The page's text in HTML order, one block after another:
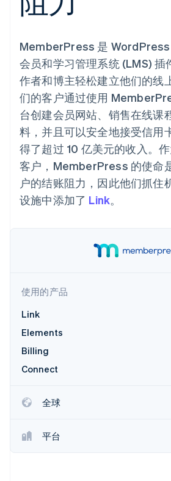
Elements
methods
付方式
Terminal
线下支付
Authorization
Boost
支付成功率优
化
Link
加速结账
Financial
Connections
关联金融账户
数据
会计自动化
Stripe Sigma
自定义报告
Data Pipeline
数据同步
Radar
初创企业注册
Climate
碳移除
在线身份验证
资金管理
平台
SaaS
按行业
AI 企业
创作者经济
游戏
酒店、旅游与休闲
保险
媒体与娱乐
非营利组织
公共部门
通过智能体配置和管
务
资源
应用集成
代码示例
开发者博客
API 状态
产品路线图
Sessions 年度大
招聘
资讯中心
Stripe Press
联系
联系销售
成为合作伙伴
MemberPress 是 WordPress
会员和学习管理系统 (LMS) 插
作者和博主轻松建立他们的线
们的客户通过使用
台创建会员网站、销售在线课
料，并且可以安全地接受信用
得了超过 10 亿美元的收入。
客户，MemberPress 的使命
户的结账阻力，因此他们抓住
设施中添加了 Link。
使用的产品
Link
Elements
Billing
Connect
全球
平台